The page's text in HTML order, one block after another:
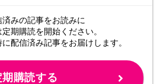
みの記事をお読みに
期購読を開始ください。
に配信済み記事をお届けします。
期購読する